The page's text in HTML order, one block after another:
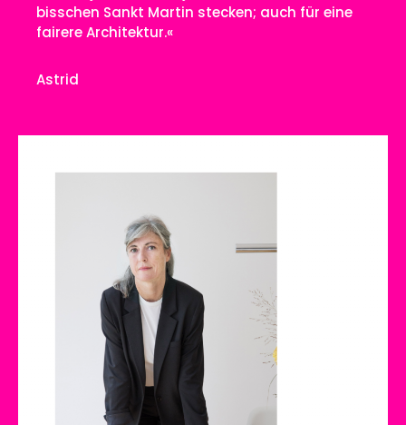
bisschen Sankt Martin stecken; auch für eine
fairere Architektur.«
Astrid